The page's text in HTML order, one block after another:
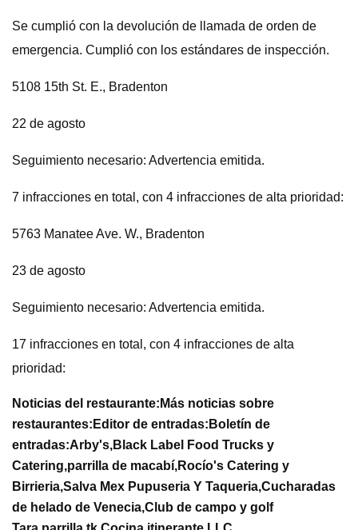
Se cumplió con la devolución de llamada de orden de
emergencia. Cumplió con los estándares de inspección.
5108 15th St. E., Bradenton
22 de agosto
Seguimiento necesario: Advertencia emitida.
7 infracciones en total, con 4 infracciones de alta prioridad:
5763 Manatee Ave. W., Bradenton
23 de agosto
Seguimiento necesario: Advertencia emitida.
17 infracciones en total, con 4 infracciones de alta
prioridad:
Noticias del restaurante: Más noticias sobre
restaurantes: Editor de entradas: Boletín de
entradas:Arby's,Black Label Food Trucks y
Catering,parrilla de macabí,Rocío's Catering y
Birrieria,Salva Mex Pupuseria Y Taqueria,Cucharadas
de helado de Venecia,Club de campo y golf